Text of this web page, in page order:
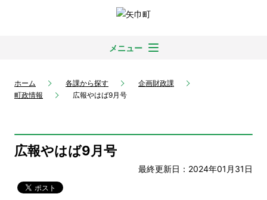
メニュー
ホーム 各課から探す
企画財政課
町政情報
広報やはば9月号
広報やはば9月号
最終更新日：2024年01月31日